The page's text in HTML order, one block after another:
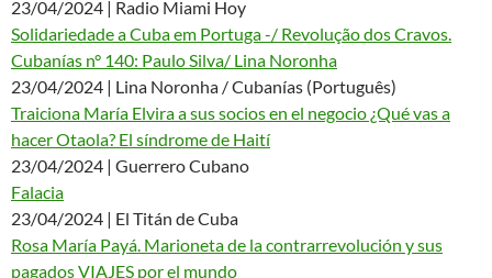
23/04/2024 | Radio Miami Hoy
Solidariedade a Cuba em Portuga -/ Revolução dos Cravos.
Cubanías n° 140: Paulo Silva/ Lina Noronha
23/04/2024 | Lina Noronha / Cubanías (Português)
Traiciona María Elvira a sus socios en el negocio ¿Qué vas a
hacer Otaola? El síndrome de Haití
23/04/2024 | Guerrero Cubano
Falacia
23/04/2024 | El Titán de Cuba
Rosa María Payá. Marioneta de la contrarrevolución y sus
pagados VIAJES por el mundo